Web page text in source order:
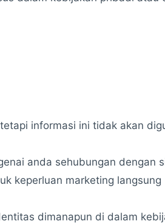
informasi ini tidak akan
anda sehubungan dengan
keperluan marketing langsung
dimanapun di dalam